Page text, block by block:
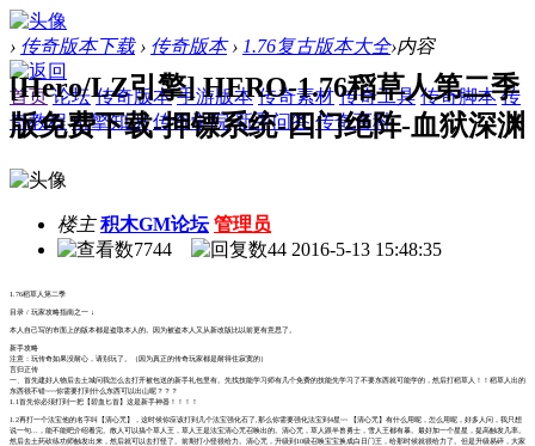
› 传奇版本下载 › 传奇版本 › 1.76复古版本大全›内容
首页 论坛 传奇版本 手游版本 传奇素材 传奇工具 传奇脚本 传
奇教程 引擎知识 传奇学院 新手问答 传奇百科
[Hero/LZ引擎] HERO-1.76稻草人第二季
版免费下载-押镖系统-四门绝阵-血狱深渊
楼主 积木GM论坛 管理员
7744
44 2016-5-13 15:48:35
1.76稻草人第二季
目录 / 玩家攻略指南之一 ↓
本人自己写的市面上的版本都是盗取本人的。因为被盗本人又从新改版比以前更有意思了。
新手攻略
注意：玩传奇如果没耐心，请别玩了。（因为真正的传奇玩家都是耐得住寂寞的）
言归正传
一、首先建好人物后去土城问我怎么去打开被包送的新手礼包里有。先找技能学习师有几个免费的技能先学习了不要东西就可能学的，然后打稻草人！！稻草人出的
东西很不错~~~你需要打到什么东西可以出山呢？？？
1.1首先你必须打到一把【碧血匕首】这是新手神器！！！！
1.2再打一个法宝他的名字叫【清心咒】，这时候你应该打到几个法宝强化石了,那么你需要强化法宝到4星~~ 【清心咒】有什么用呢，怎么用呢，好多人问，我只想
说一句...，能不能吧介绍看完。散人可以搞个草人王，草人王是法宝清心咒召唤出的。清心咒，草人跟半兽勇士，雪人王都有暴。最好加一个星星，提高触发几率。
然后去土药砍练功师触发出来，然后就可以去打怪了。前期打小怪很给力。清心咒，升级到10级召唤宝宝换成白日门王，给那时候就很给力了。但是升级易碎，大家